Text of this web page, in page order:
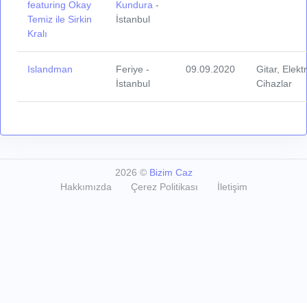
featuring Okay
Temiz ile Sirkin
Kralı
Kundura -
İstanbul
Islandman
Feriye -
İstanbul
09.09.2020
Gitar,
Cihazlar
2026 © Bizim Caz
Hakkımızda
Çerez Politikası İletişim